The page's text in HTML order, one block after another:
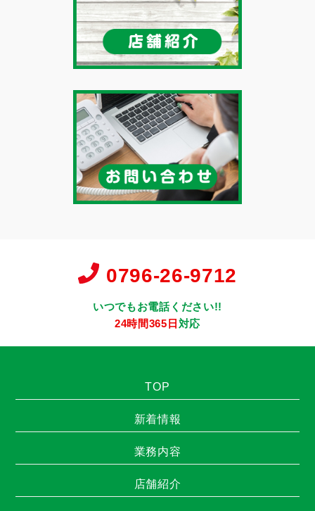
0796-26-9712
いつでもお電話ください!!
24時間365日 対応
TOP
新着情報
業務内容
店舗紹介